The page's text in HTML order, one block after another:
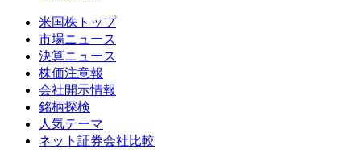
米国株トップ
市場ニュース
決算ニュース
株価注意報
会社開示情報
銘柄探検
人気テーマ
ネット証券会社比較